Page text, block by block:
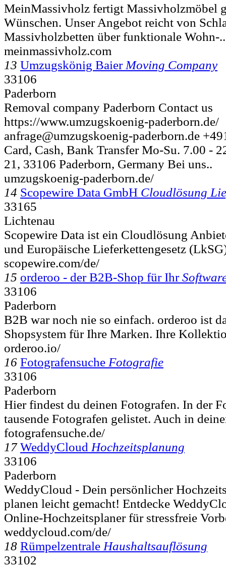
MeinMassivholz fertigt Massivholzmöbel
Wünschen. Unser Angebot reicht von
Massivholzbetten über funktionale Wohn-..
meinmassivholz.com
13 Umzugskönig Baier Moving Company
33106
Paderborn
Removal company Paderborn Contact us
https://www.umzugskoenig-paderborn.de/
anfrage@umzugskoenig-paderborn.de
Card, Cash, Bank Transfer Mo-Su. 7.00 -
21, 33106 Paderborn, Germany Bei uns..
umzugskoenig-paderborn.de/
14 Scopewire Data GmbH Cloudlösung
33165
Lichtenau
Scopewire Data ist ein Cloudlösung
und Europäische Lieferkettengesetz
scopewire.com/de/
15 orderoo - der B2B-Shop für Ihr
33106
Paderborn
B2B war noch nie so einfach. orderoo ist
Shopsystem für Ihre Marken. Ihre
orderoo.io/
16 Fotografensuche Fotografie
33106
Paderborn
Hier findest du deinen Fotografen. In der
tausende Fotografen gelistet. Auch in
fotografensuche.de/
17 WeddyCloud Hochzeitsplanung
33106
Paderborn
WeddyCloud - Dein persönlicher
planen leicht gemacht! Entdecke
Online-Hochzeitsplaner für stressfreie
weddycloud.com/de/
18 Rümpelzentrale Haushaltsauflösung
33102